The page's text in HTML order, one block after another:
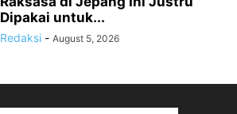
Dipakai untuk...
Redaksi - August 5, 2026